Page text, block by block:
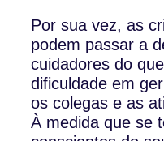
Por sua vez, as
podem passar a
cuidadores do
dificuldade em
os colegas e as
À medida que se